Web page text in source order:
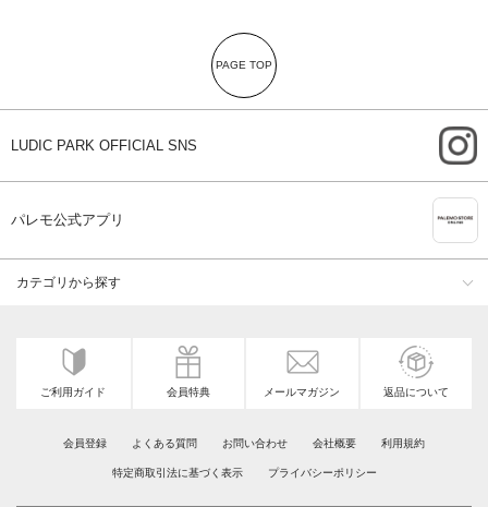
PAGE TOP
LUDIC PARK OFFICIAL SNS
パレモ公式アプリ
カテゴリから探す
ご利用ガイド 会員特典 メールマガジン 返品について
会員登録 よくある質問 お問い合わせ 会社概要 利用規約
特定商取引法に基づく表示 プライバシーポリシー